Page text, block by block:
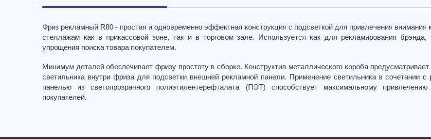
Фриз рекламный R80 - простая и одновременно эффектная конструкция с подсветкой для привлечения внимания
стеллажам как в прикассовой зоне, так и в торговом зале. Используется как для рекламирования
упрощения поиска товара покупателем.
Минимум деталей обеспечивает фризу простоту в сборке. Конструктив металлического короба предусматривает
светильника внутри фриза для подсветки внешней рекламной панели. Применение светильника в сочетании с
панелью из светопрозрачного полиэтилентерефталата (ПЭТ) способствует максимальному привлечению
покупателей.